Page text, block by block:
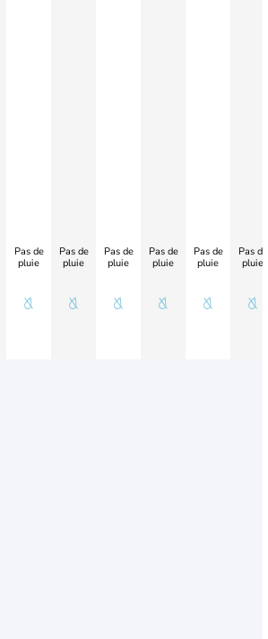
Pas de
pluie
Pas de
pluie
Pas de
pluie
Pas de
pluie
Pas de
pluie
Pas de
pluie